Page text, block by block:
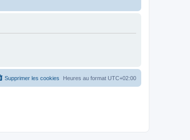
Heures au format UTC+02:00
Supprimer les cookies